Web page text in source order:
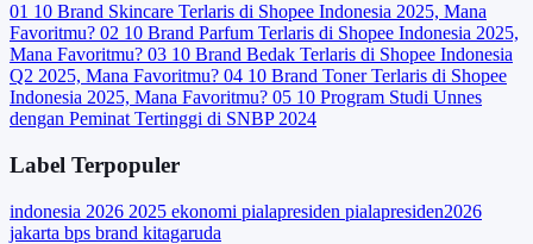
01 10 Brand Skincare Terlaris di Shopee Indonesia 2025, Mana
Favoritmu? 02 10 Brand Parfum Terlaris di Shopee Indonesia 2025,
Mana Favoritmu? 03 10 Brand Bedak Terlaris di Shopee Indonesia
Q2 2025, Mana Favoritmu? 04 10 Brand Toner Terlaris di Shopee
Indonesia 2025, Mana Favoritmu? 05 10 Program Studi Unnes
dengan Peminat Tertinggi di SNBP 2024
Label Terpopuler
indonesia 2026 2025 ekonomi pialapresiden pialapresiden2026
jakarta bps brand kitagaruda